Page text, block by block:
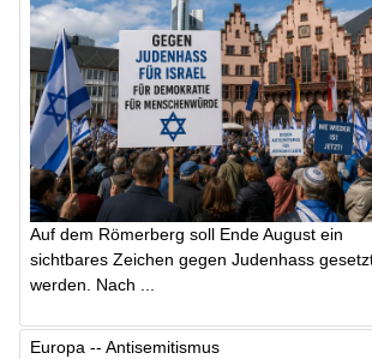
Auf dem Römerberg soll Ende August ein
sichtbares Zeichen gegen Judenhass
werden. Nach ...
Europa -- Antisemitismus